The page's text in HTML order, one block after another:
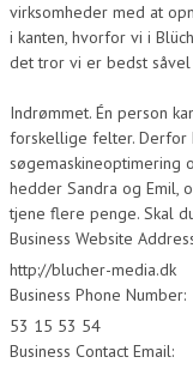
virksomheder med at
i kanten, hvorfor vi i
det tror vi er bedst
Indrømmet. Én person
forskellige felter. Derfor
søgemaskineoptimering
hedder Sandra og Emil,
tjene flere penge. Skal
Business Website
http://blucher-media.dk
Business Phone Number:
53 15 53 54
Business Contact Email: